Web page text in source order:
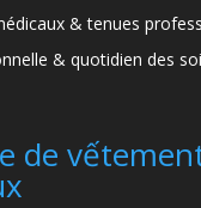
& tenues
& quotidien des
de